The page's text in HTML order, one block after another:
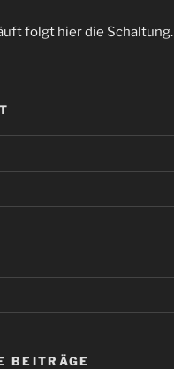
folgt hier die Schaltung.
BEITRÄGE